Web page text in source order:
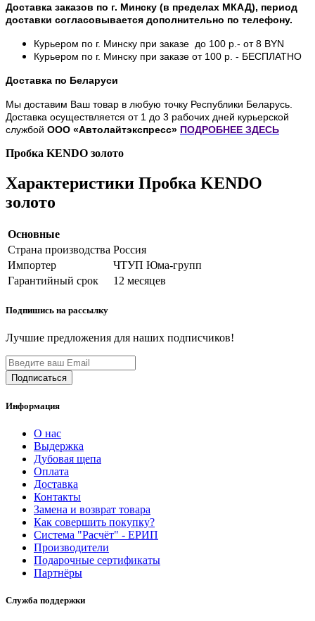
Доставка заказов по г. Минску (в пределах МКАД), период
доставки согласовывается дополнительно по телефону.
Курьером по г. Минску при заказе до 100 р.- от 8 BYN
Курьером по г. Минску при заказе от 100 р. - БЕСПЛАТНО
Доставка по Беларуси
Мы доставим Ваш товар в любую точку Республики Беларусь.
Доставка осуществляется от 1 до 3 рабочих дней курьерской
службой ООО «Автолайтэкспресс» ПОДРОБНЕЕ ЗДЕСЬ
Пробка KENDO золото
Характеристики Пробка KENDO
золото
Основные
Страна производства Россия
Импортер
ЧТУП Юма-групп
Гарантийный срок
12 месяцев
Подпишись на рассылку
Лучшие предложения для наших подписчиков!
Информация
О нас
Выдержка
Дубовая щепа
Оплата
Доставка
Контакты
Замена и возврат товара
Как совершить покупку?
Система "Расчёт" - ЕРИП
Производители
Подарочные сертификаты
Партнёры
Служба поддержки